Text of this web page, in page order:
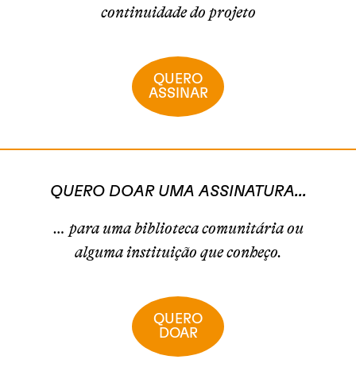
continuidade do projeto
QUERO
ASSINAR
QUERO DOAR UMA ASSINATURA...
… para uma biblioteca comunitária ou
alguma instituição que conheço.
QUERO
DOAR